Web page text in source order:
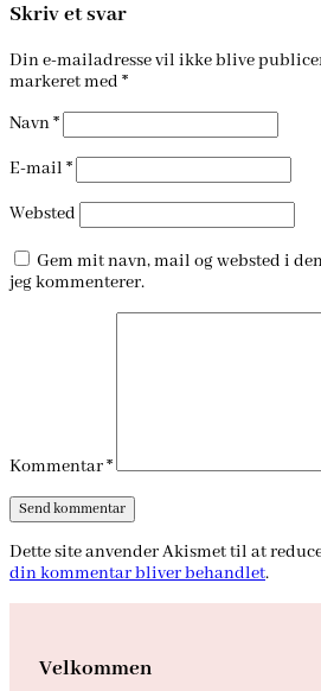
Skriv et svar
Din e-mailadresse vil ikke blive
markeret med *
Navn*
E-mail *
Websted
Gem mit navn, mail og websted i
jeg kommenterer.
Kommentar*
Dette site anvender Akismet til at
din kommentar bliver behandlet.
Velkommen